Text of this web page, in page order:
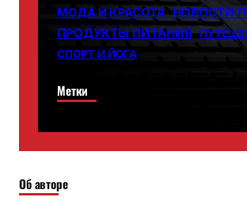
МОДА И КРАСОТА НОВОСТИ
ПРОДУКТЫ ПИТАНИЯ
СПОРТ И ЙОГА
Метки
Об авторе